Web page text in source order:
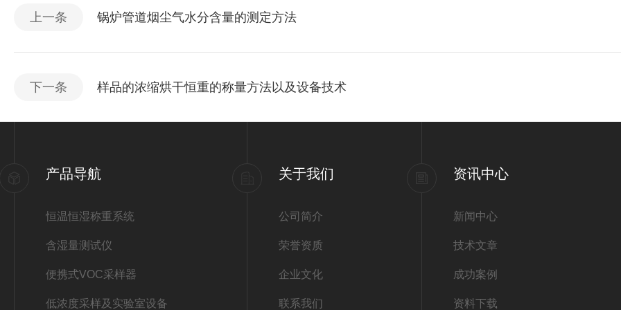
上一条 锅炉管道烟尘气水分含量的测定方法
下一条 样品的浓缩烘干恒重的称量方法以及设备技术
产品导航
恒温恒湿称重系统
含湿量测试仪
便携式VOC采样器
低浓度采样及实验室设备
关于我们
公司简介
荣誉资质
企业文化
联系我们
资讯中心
新闻中心
技术文章
成功案例
资料下载